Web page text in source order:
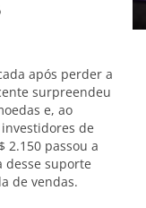
após perder a
surpreendeu
e, ao
de
2.150 passou a
desse suporte
de vendas.